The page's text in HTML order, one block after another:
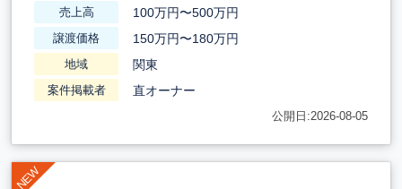
売上高 100万円〜500万円
譲渡価格 150万円〜180万円
地域 関東
案件掲載者 直オーナー
公開日:2026-08-05